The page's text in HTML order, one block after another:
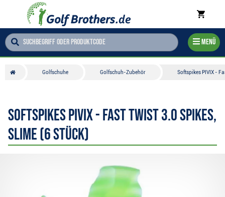
Menü
Golfschuhe Golfschuh-Zubehör Softspikes PIVIX -
Softspikes PIVIX - Fast Twist 3.0 Spikes,
Slime (6 Stück)